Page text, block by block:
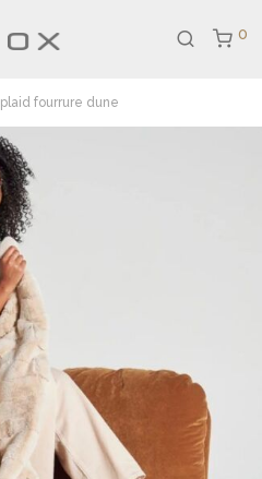
0
plaid fourrure dune